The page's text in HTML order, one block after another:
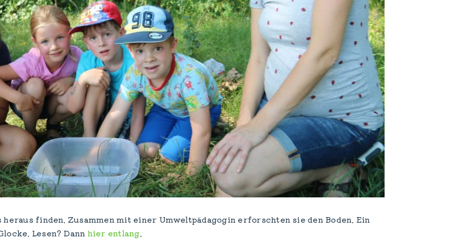
finden. Zusammen mit einer Umweltpädagogin erforschten sie den Boden. Ein
Lesen? Dann hier entlang.